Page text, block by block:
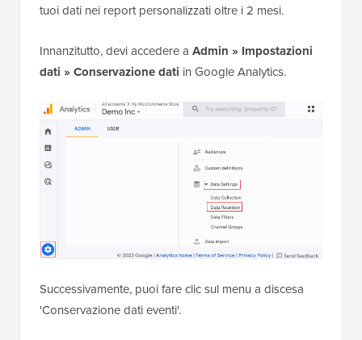
tuoi dati nei report personalizzati oltre i 2 mesi.
Innanzitutto, devi accedere a Admin » Impostazioni
dati » Conservazione dati in Google Analytics.
Successivamente, puoi fare clic sul menu a discesa
'Conservazione dati eventi'.